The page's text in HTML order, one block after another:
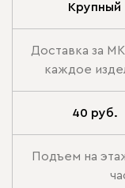
Крупный
Доставка за
каждое
40 руб.
Подъем на